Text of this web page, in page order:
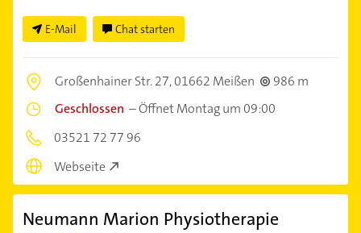
E-Mail Chat starten
Großenhainer Str. 27,01662 Meißen
986 m
Geschlossen –Öffnet Montag um 09:00
03521 72 77 96
Webseite
Neumann Marion Physiotherapie